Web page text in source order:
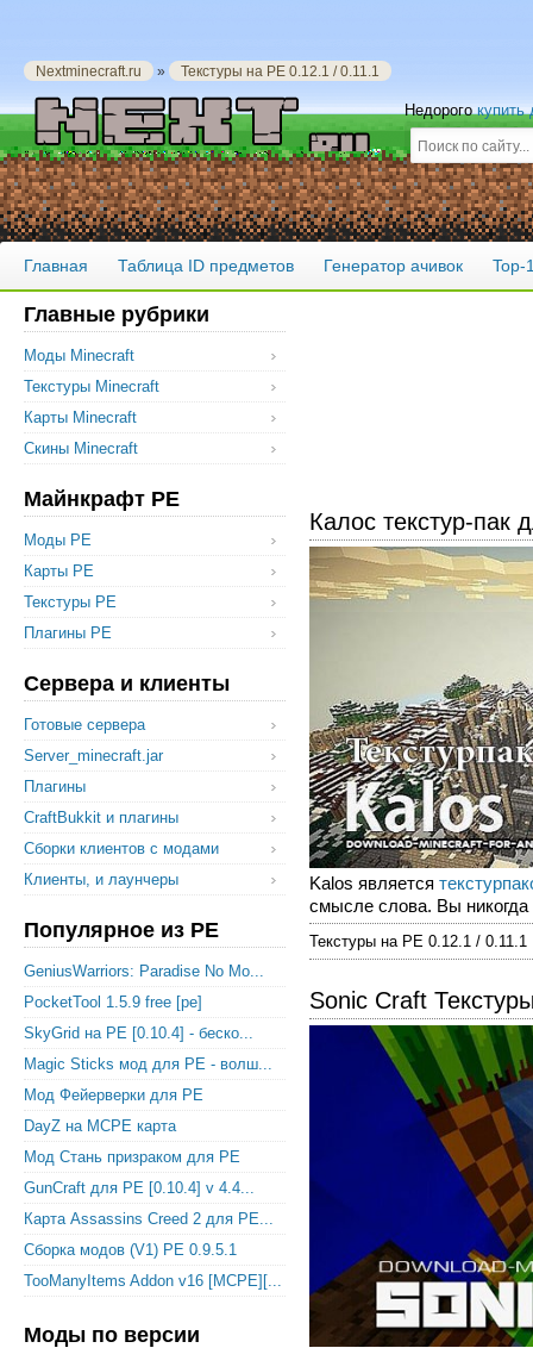
Nextminecraft.ru » Текстуры на PE 0.12.1 / 0.11.1
Недорогокупить
Главная Таблица ID предметов Генератор ачивок Top-
Главные рубрики
Моды Minecraft
Текстуры Minecraft
Карты Minecraft
Скины Minecraft
Майнкрафт PE
Моды PE
Карты PE
Текстуры PE
Плагины PE
Сервера и клиенты
Готовые сервера
Server_minecraft.jar
Плагины
CraftBukkit и плагины
Сборки клиентов с модами
Клиенты, и лаунчеры
Популярное из PE
GeniusWarriors: Paradise No Mo...
PocketTool 1.5.9 free [pe]
SkyGrid на PE [0.10.4] - беско...
Magic Sticks мод для PE - волш...
Мод Фейерверки для PE
DayZ на MCPE карта
Мод Стань призраком для PE
GunCraft для PE [0.10.4] v 4.4...
Карта Assassins Creed 2 для PE...
Сборка модов (V1) PE 0.9.5.1
TooManyItems Addon v16 [MCPE][...
Моды по версии
Калос текстур-пак
Kalos является
смысле слова. Вы никогда
Текстуры на PE 0.12.1 /
Sonic Craft